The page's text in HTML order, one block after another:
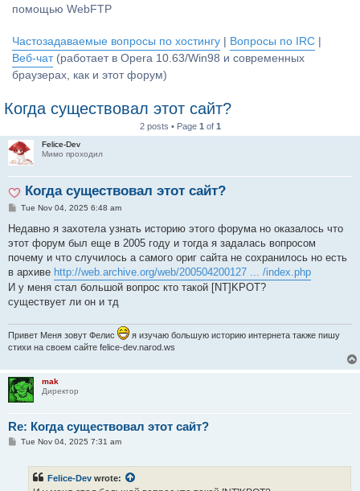
помощью WebFTP
Частозадаваемые вопросы по хостингу Вопросы по IRC
Веб-чат(работает в Opera 10.63/Win98 и современных
браузерах, как и этот форум)
Когда существовал этот сайт?
2 posts • Page 1 of 1
Felice-Dev
Мимо проходил
Когда существовал этот сайт?
P
s
Tue Nov 04, 2025 6:48 am
Недавно я захотела узнать историю этого форума но оказалось что
этот форум был еще в 2005 году и тогда я задалась вопросом
почему и что случилось а самого ориг сайта не сохранилось но есть
в архиве http://web.archive.org/web/200504200127 ... /index.php
И у меня стал большой вопрос кто такой [NT]KPOT?
существует ли он и тд
Привет Меня зовут Фелис
я изучаю большую историю интернета также пишу
стихи на своем сайте felice-dev.narod.ws
mak
Директор
Re: Когда существовал этот сайт?
PTue Nov 04, 2025 7:31 am
Felice-Dev wrote: